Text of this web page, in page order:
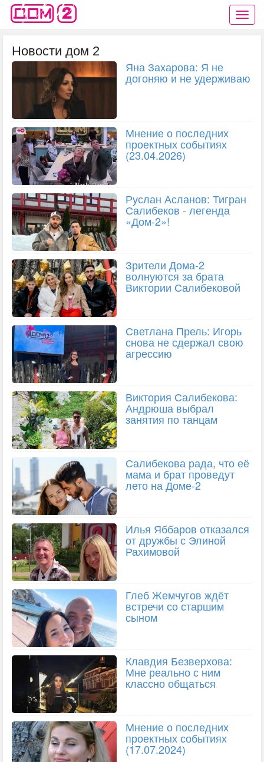
Новости дом 2
Яна Захарова: Я не
догоняю и не удерживаю
Мнение о последних
проектных событиях
(23.04.2026)
Руслан Асланов: Тигран
Салибеков - легенда
«Дом-2»!
Зрители Дома-2
волнуются за брата
Виктории Салибековой
Светлана Прель: Игорь
снова не сдержал свою
агрессию
Виктория Салибекова:
Андрюша выбрал
занятия по танцам
Салибекова рада, что её
мама и брат проведут
лето на Доме-2
Илья Яббаров отказался
от дружбы с Элиной
Рахимовой
Глеб Жемчугов ждёт
встречи со старшим
сыном
Клавдия Безверхова:
Мне реально с ним
классно общаться
Мнение о последних
проектных событиях
(17.07.2024)